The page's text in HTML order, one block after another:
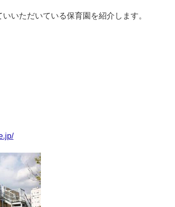
いただいている保育園を紹介します。